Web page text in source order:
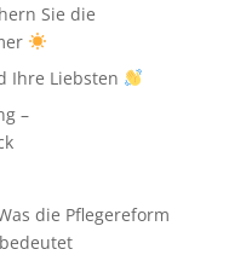
Sie die
Ihre Liebsten
–
die Pflegereform